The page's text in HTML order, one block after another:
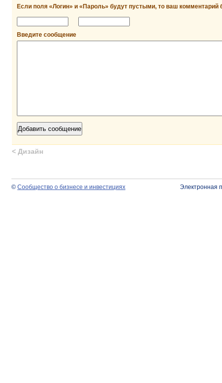
Если поля «Логин» и «Пароль» будут пустыми, то ваш комментарий
Введите сообщение
< Дизайн
© Сообщество о бизнесе и инвестициях Электронная